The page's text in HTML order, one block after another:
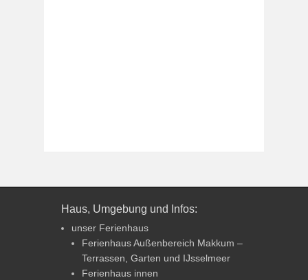
Haus, Umgebung und Infos:
unser Ferienhaus
Ferienhaus Außenbereich Makkum –
Terrassen, Garten und IJsselmeer
Ferienhaus innen